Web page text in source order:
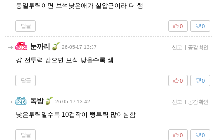
동일투력이면 보석낮은애가 실압근이라 더 쌤
답글 0
0
눈까리 26-05-17 13:37 신고 | 공감 확인
걍 전투력 같으면 보석 낮을수록 셈
답글 0
0
똑방 26-05-17 13:42 신고 | 공감 확인
낮은투력일수록 10겁작이 뻥투력 많이심함
답글 0
0